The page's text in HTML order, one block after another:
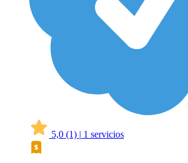
5,0 (1) | 1 servicios